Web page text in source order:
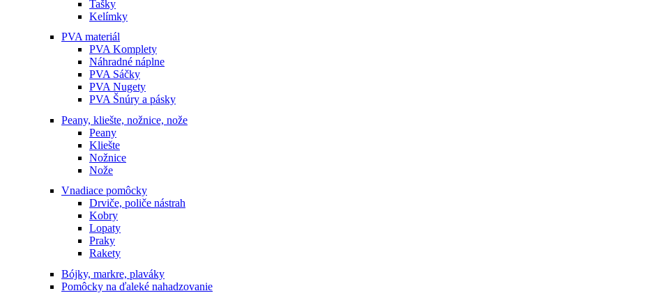
Tašky
Kelímky
PVA materiál
PVA Komplety
Náhradné náplne
PVA Sáčky
PVA Nugety
PVA Šnúry a pásky
Peany, kliešte, nožnice, nože
Peany
Kliešte
Nožnice
Nože
Vnadiace pomôcky
Drviče, poliče nástrah
Kobry
Lopaty
Praky
Rakety
Bójky, markre, plaváky
Pomôcky na ďaleké nahadzovanie